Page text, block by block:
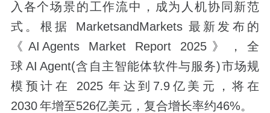
入各个场景的工作流中，成为人机协同新范
式。根据 MarketsandMarkets 最新发布的
《AI Agents Market Report 2025》，全
球 AI Agent(含自主智能体软件与服务)市场规
模预计在 2025 年达到7.9亿美元，将在
2030 年增至526亿美元，复合增长率约46%。